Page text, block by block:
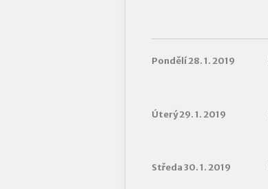
Pondělí 28. 1. 2019
Úterý 29. 1. 2019
Středa 30. 1. 2019